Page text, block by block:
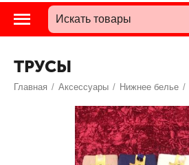
ТРУСЫ
Главная / Аксессуары / Нижнее белье /